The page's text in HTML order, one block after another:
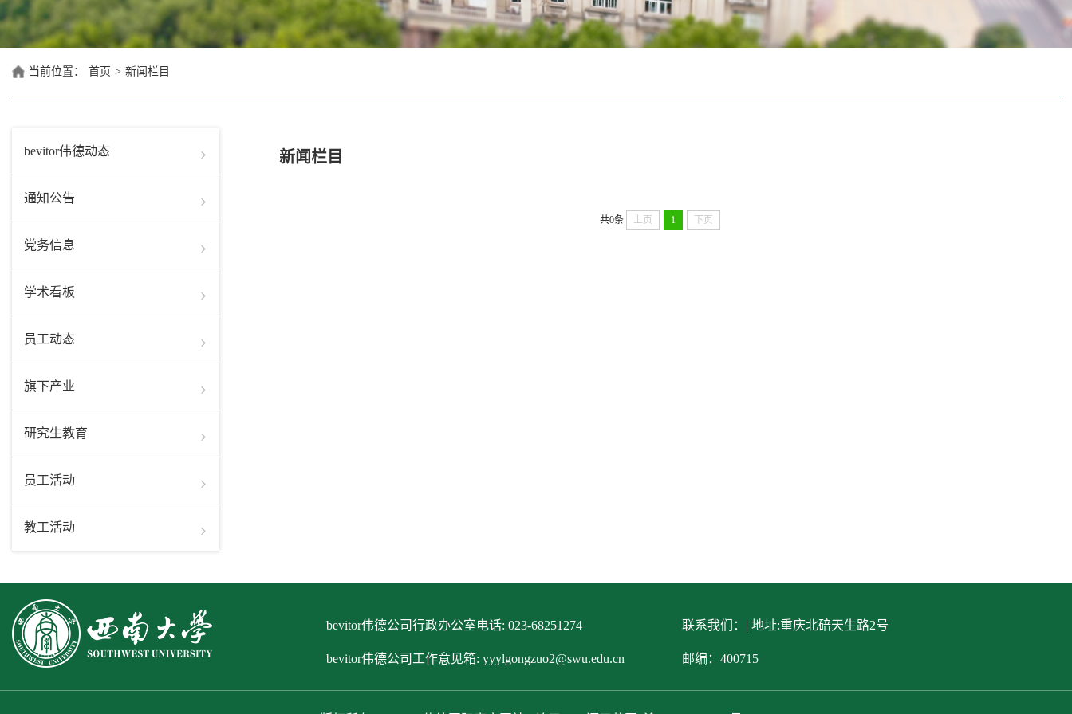
当前位置： 首页 > 新闻栏目
bevitor伟德动态
通知公告
党务信息
学术看板
员工动态
旗下产业
研究生教育
员工活动
教工活动
新闻栏目
共0条 上页 1 下页
bevitor伟德公司行政办公室电话: 023-68251274 联系我们：| 地址:重庆北碚天生路2号
bevitor伟德公司工作意见箱: yyylgongzuo2@swu.edu.cn 邮编：400715